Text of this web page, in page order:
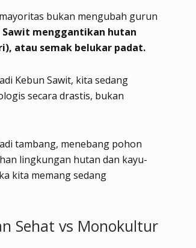
bukan mengubah gurun
Sawit menggantikan hutan
atau semak belukar padat.
Kebun Sawit, kita sedang
secara drastis, bukan
tambang, menebang pohon
lingkungan hutan dan kayu-
kita memang sedang
Sehat vs Monokultur